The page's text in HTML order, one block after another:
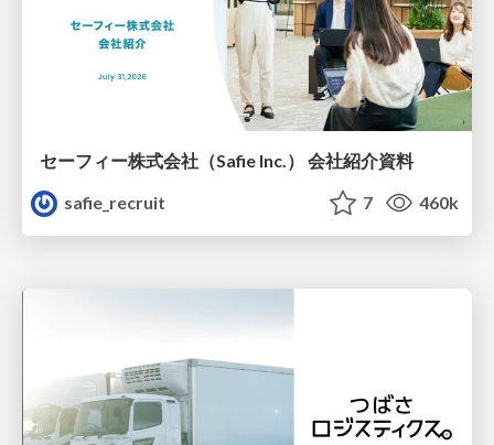
セーフィー株式会社（Safie Inc.） 会社紹介資料
safie_recruit
7 460k